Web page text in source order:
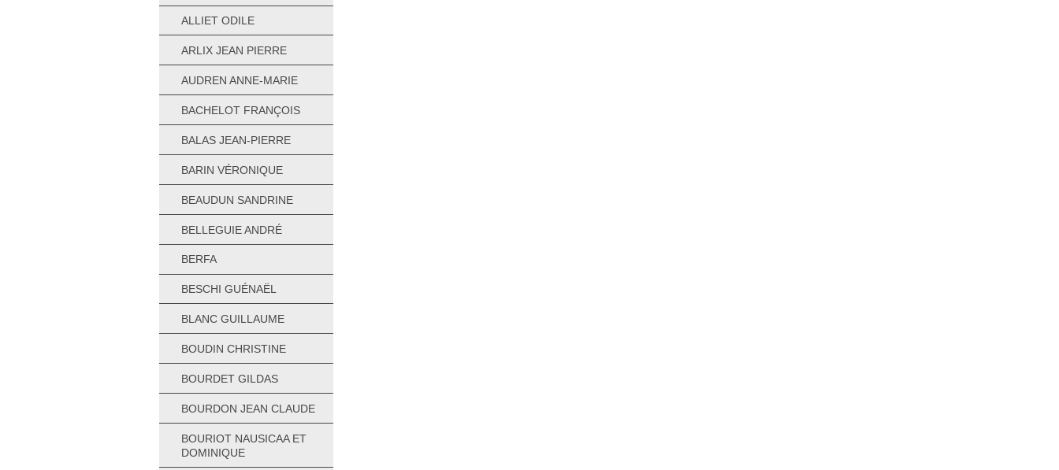
ALLIET ODILE
ARLIX JEAN PIERRE
AUDREN ANNE-MARIE
BACHELOT FRANÇOIS
BALAS JEAN-PIERRE
BARIN VÉRONIQUE
BEAUDUN SANDRINE
BELLEGUIE ANDRÉ
BERFA
BESCHI GUÉNAËL
BLANC GUILLAUME
BOUDIN CHRISTINE
BOURDET GILDAS
BOURDON JEAN CLAUDE
BOURIOT NAUSICAA ET
DOMINIQUE